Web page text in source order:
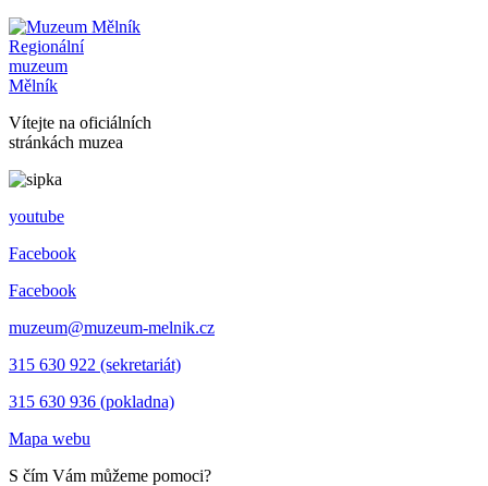
Regionální
muzeum
Mělník
Vítejte na oficiálních
stránkách muzea
youtube
Facebook
Facebook
muzeum@muzeum-melnik.cz
315 630 922 (sekretariát)
315 630 936 (pokladna)
Mapa webu
S čím Vám můžeme pomoci?